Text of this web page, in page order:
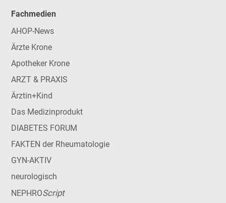
Fachmedien
AHOP-News
Ärzte Krone
Apotheker Krone
ARZT & PRAXIS
Ärztin+Kind
Das Medizinprodukt
DIABETES FORUM
FAKTEN der Rheumatologie
GYN-AKTIV
neurologisch
NEPHROScript